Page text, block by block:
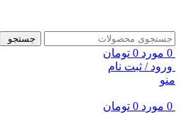
جستجو
0 مورد 0 تومان
ورود / ثبت نام
منو
0 مورد 0 تومان